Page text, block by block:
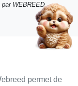
par WEBREED.
permet de